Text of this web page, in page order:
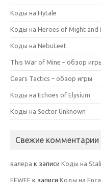
Коды на Hytale
Коды на Heroes of Might and
Коды на NebuLeet
This War of Mine – обзор
Gears Tactics – обзор игры
Коды на Echoes of Elysium
Коды на Sector Unknown
Свежие комментарии
валера к записи Коды на
FEWFE к записи Коды на